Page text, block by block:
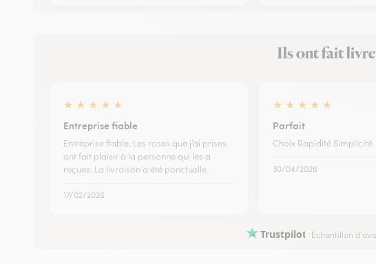
Ils ont fait
★ ★ ★ ★ ★
Entreprise fiable
Entreprise fiable. Les roses que j’ai prises
ont fait plaisir à la personne qui les a
reçues. La livraison a été ponctuelle.
17/02/2026
★ ★ ★ ★ ★
Parfait
Choix Rapidité Simplicité
30/04/2026
Trustpilot Échantillon